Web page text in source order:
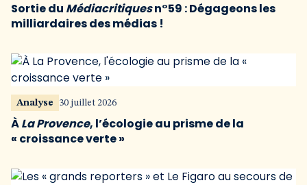
Sortie du Médiacritiquesn°59 : Dégageons les
milliardaires des médias !
Analyse 30 juillet 2026
ÀLa Provence, l’écologie au prisme de la
« croissance verte »